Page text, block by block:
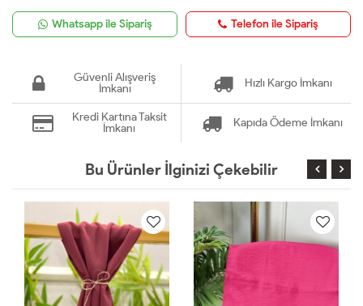
Whatsapp ile Sipariş Telefon ile Sipariş
Güvenli Alışveriş
İmkanı
Hızlı Kargo İmkanı
Kredi Kartına Taksit
İmkanı
Kapıda Ödeme İmkanı
Bu Ürünler İlginizi Çekebilir